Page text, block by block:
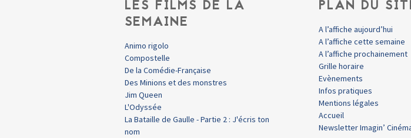
LES FILMS DE LA
SEMAINE
Animo rigolo
Compostelle
De la Comédie-Française
Des Minions et des monstres
Jim Queen
L'Odyssée
La Bataille de Gaulle - Partie 2 : J'écris ton
nom
PLAN DU
A l’affiche aujourd’hui
A l’affiche cette semaine
A l’affiche prochainement
Grille horaire
Evènements
Infos pratiques
Mentions légales
Accueil
Newsletter Imagin’